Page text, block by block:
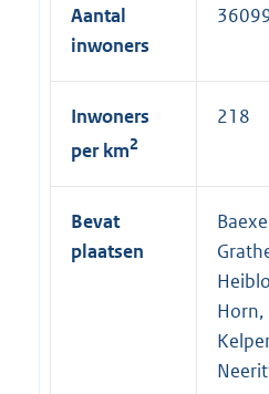
Aantal
inwoners
Inwoners
per km2
218
Bevat
plaatsen
Horn,